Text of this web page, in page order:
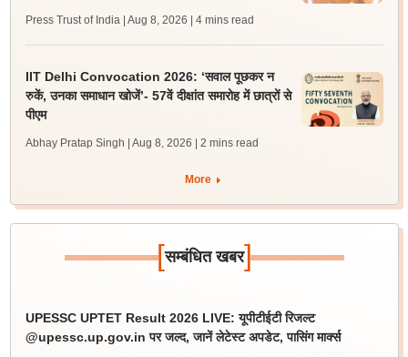
Press Trust of India | Aug 8, 2026 | 4 mins read
IIT Delhi Convocation 2026: ‘सवाल पूछकर न
रुकें, उनका समाधान खोजें’- 57वें दीक्षांत समारोह में छात्रों से
पीएम
Abhay Pratap Singh | Aug 8, 2026 | 2 mins read
More
[सम्बंधित खबर]
UPESSC UPTET Result 2026 LIVE: यूपीटीईटी रिजल्ट
@upessc.up.gov.in पर जल्द, जानें लेटेस्ट अपडेट, पासिंग मार्क्स